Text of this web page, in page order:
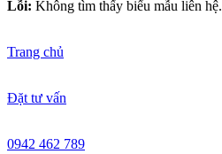
Lỗi: Không tìm thấy biểu mẫu liên hệ.
Trang chủ
Đặt tư vấn
0942 462 789